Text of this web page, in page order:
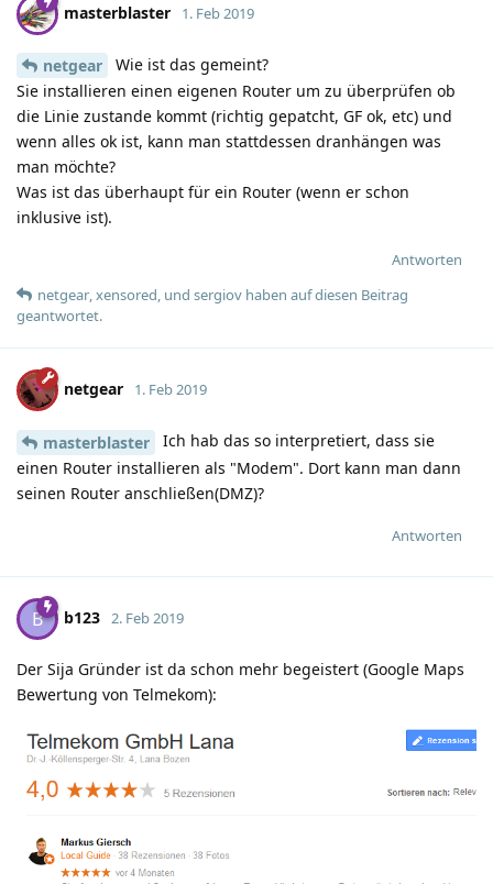
masterblaster 1. Feb 2019
netgear
Wie ist das gemeint?
Sie installieren einen eigenen Router um zu überprüfen ob
die Linie zustande kommt (richtig gepatcht, GF ok, etc) und
wenn alles ok ist, kann man stattdessen dranhängen was
man möchte?
Was ist das überhaupt für ein Router (wenn er schon
inklusive ist).
Antworten
netgear,xensored, und sergiov haben auf diesen Beitrag
geantwortet.
netgear 1. Feb 2019
masterblaster
Ich hab das so interpretiert, dass sie
einen Router installieren als "Modem". Dort kann man dann
seinen Router anschließen(DMZ)?
Antworten
B b123 2. Feb 2019
Der Sija Gründer ist da schon mehr begeistert (Google Maps
Bewertung von Telmekom):